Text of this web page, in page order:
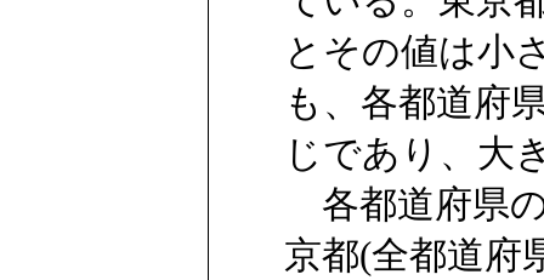
とその値は小
も、各都道府
じであり、大
各都道府県
京都(全都道府